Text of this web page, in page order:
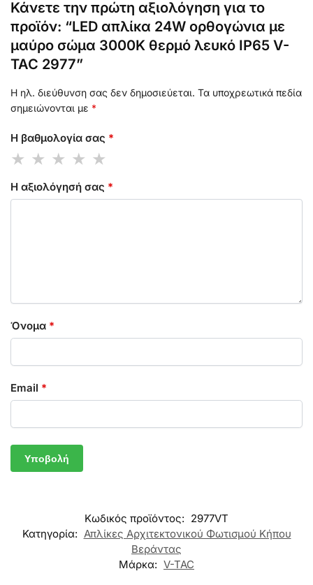
Κάνετε την πρώτη αξιολόγηση για το
προϊόν: “LED απλίκα 24W ορθογώνια με
μαύρο σώμα 3000K θερμό λευκό IP65 V-
TAC 2977”
Η ηλ. διεύθυνση σας δεν δημοσιεύεται. Τα υποχρεωτικά πεδία
σημειώνονται με *
Η βαθμολογία σας *
Η αξιολόγησή σας *
Όνομα *
Email *
Κωδικός προϊόντος: 2977VT
Κατηγορία: Απλίκες Αρχιτεκτονικού Φωτισμού Κήπου
Βεράντας
Μάρκα: V-TAC